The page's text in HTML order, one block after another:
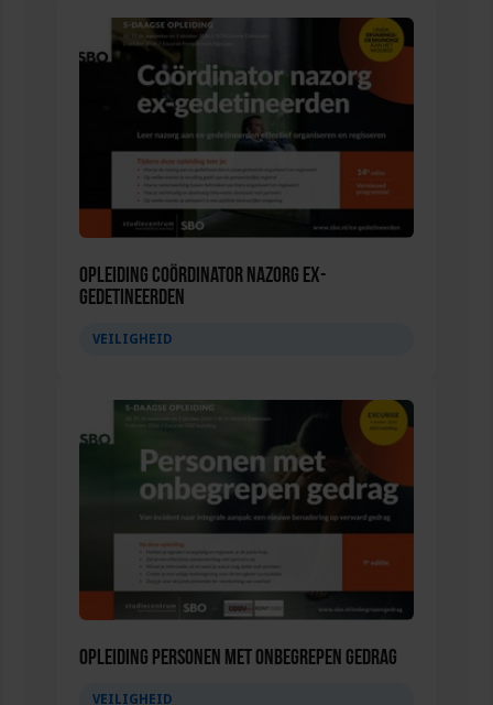
Opleiding Coördinator nazorg ex-
gedetineerden
VEILIGHEID
Opleiding Personen met onbegrepen gedrag
VEILIGHEID